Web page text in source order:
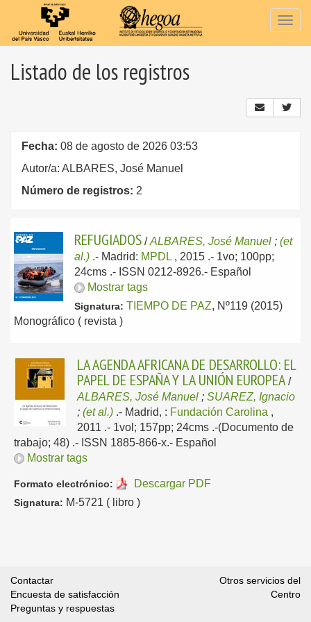
Listado de los registros
Fecha: 08 de agosto de 2026 03:53
Autor/a: ALBARES, José Manuel
Número de registros: 2
REFUGIADOS /ALBARES, José Manuel ; (et
al.) .- Madrid: MPDL , 2015 .- 1vo; 100pp;
24cms .- ISSN 0212-8926.- Español
Mostrar tags
Signatura: TIEMPO DE PAZ, Nº119 (2015)
Monográfico ( revista )
LA AGENDA AFRICANA DE DESARROLLO: EL
PAPEL DE ESPAÑA Y LA UNIÓN EUROPEA /
ALBARES, José Manuel ; SUAREZ, Ignacio
; (et al.) .- Madrid, : Fundación Carolina ,
2011 .- 1vol; 157pp; 24cms .-(Documento de
trabajo; 48) .- ISSN 1885-866-x.- Español
Mostrar tags
Formato electrónico: Descargar PDF
Signatura: M-5721 ( libro )
Contactar
Encuesta de satisfacción
Preguntas y respuestas
Otros servicios del
Centro